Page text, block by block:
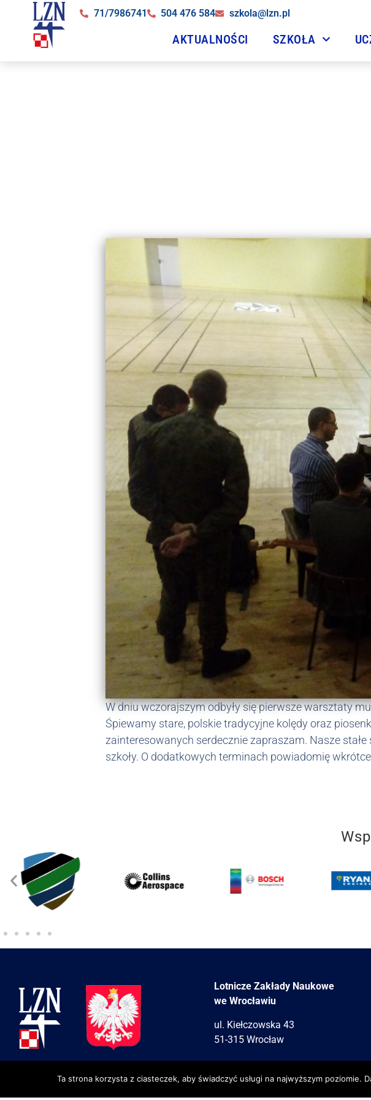
71/7986741 504 476 584 szkola@lzn.pl
AKTUALNOŚCI SZKOŁA
W dniu wczorajszym odbyły się pierwsze warsztaty
Śpiewamy stare, polskie tradycyjne kolędy oraz
zainteresowanych serdecznie zapraszam. Nasze
szkoły. O dodatkowych terminach powiadomię
Lotnicze Zakłady Naukowe
we Wrocławiu
ul. Kiełczowska 43
51-315 Wrocław
Ta strona korzysta z ciasteczek, aby świadczyć usługi na najwyższym poziomie.